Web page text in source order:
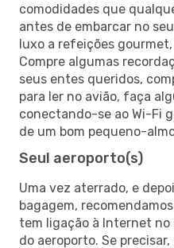
comodidades que
antes de embarcar no
luxo a refeições
Compre algumas
seus entes queridos,
para ler no avião, faça
conectando-se ao Wi-Fi
de um bom pequeno-
Seul aeroporto(s)
Uma vez aterrado, e
bagagem,
tem ligação à Internet
do aeroporto. Se